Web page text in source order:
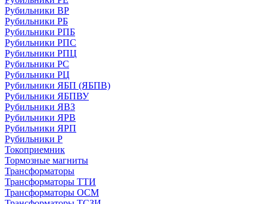
Рубильники ВР
Рубильники РБ
Рубильники РПБ
Рубильники РПС
Рубильники РПЦ
Рубильники РС
Рубильники РЦ
Рубильники ЯБП (ЯБПВ)
Рубильники ЯБПВУ
Рубильники ЯВЗ
Рубильники ЯРВ
Рубильники ЯРП
Рубильники Р
Токоприемник
Тормозные магниты
Трансформаторы
Трансформаторы ТТИ
Трансформаторы ОСМ